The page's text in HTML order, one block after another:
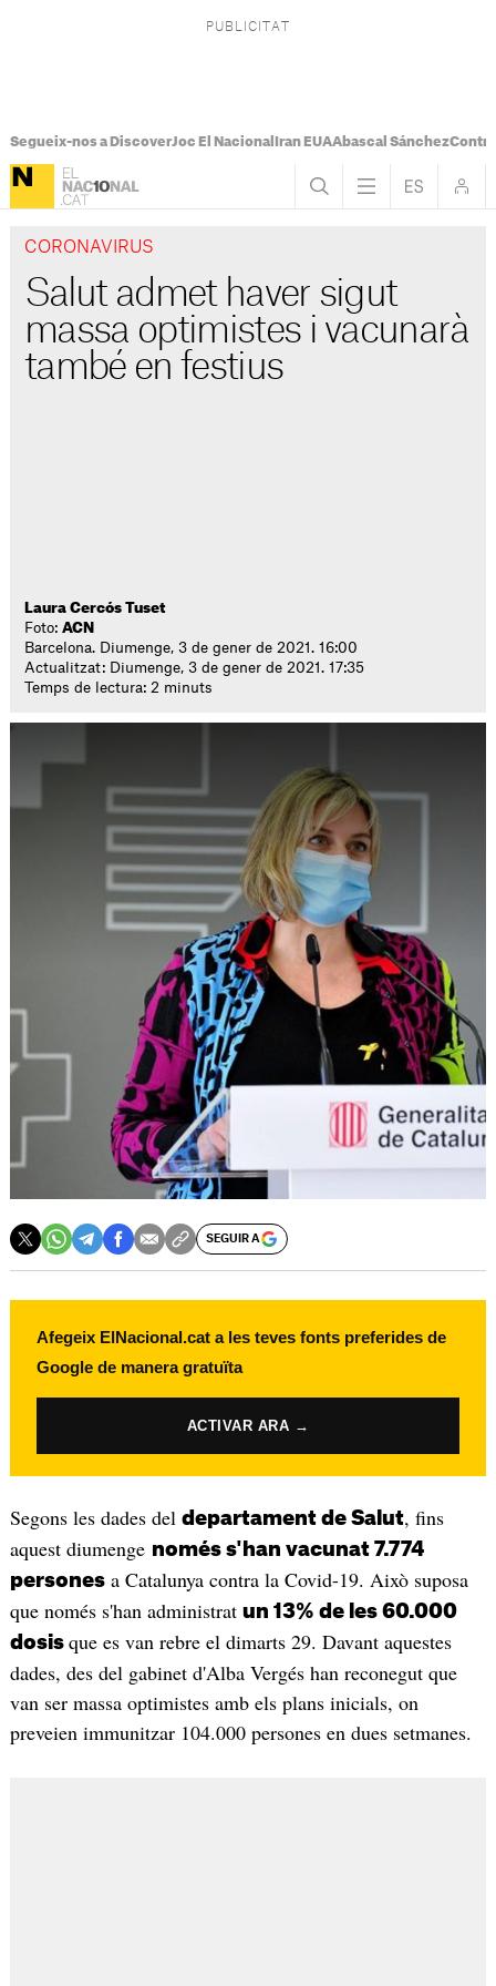
Segueix-nos a DiscoverJoc El Nacional Iran EUAAbascal Sánchez
CORONAVIRUS
Salut admet haver sigut
massa optimistes i vacunarà
també en festius
Laura Cercós Tuset
Foto:ACN
Barcelona. Diumenge, 3 de gener de 2021. 16:00
Actualitzat: Diumenge, 3 de gener de 2021. 17:35
Temps de lectura: 2 minuts
SEGUIR A
Afegeix ElNacional.cat a les teves fonts preferides de
Google de manera gratuïta
ACTIVAR ARA →
Segons les dades del departament de Salut, fins
aquest diumenge només s'han vacunat 7.774
personesa Catalunya contra la Covid-19. Això suposa
que només s'han administrat un 13% de les 60.000
dosis que es van rebre el dimarts 29. Davant aquestes
dades, des del gabinet d'Alba Vergés han reconegut que
van ser massa optimistes amb els plans inicials, on
preveien immunitzar 104.000 persones en dues setmanes.